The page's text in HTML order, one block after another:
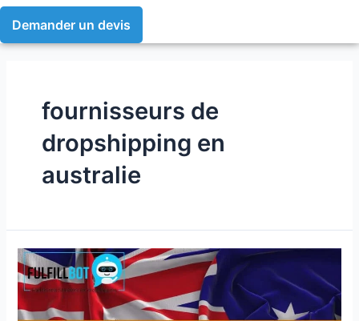
Demander un devis
fournisseurs de
dropshipping en
australie